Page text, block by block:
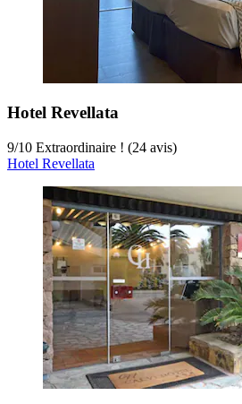
Hotel Revellata
9/10 Extraordinaire ! (24 avis)
Hotel Revellata